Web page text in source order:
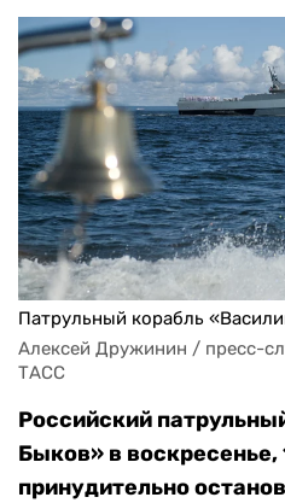
Патрульный корабль
Алексей Дружинин / пресс-
ТАСС
Российский
Быков» в воскресенье,
принудительно